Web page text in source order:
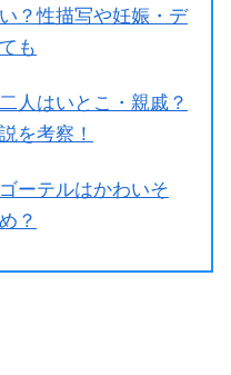
？性描写や妊娠・デ
も
人はいとこ・親戚？
を考察！
ーテルはかわいそ
？